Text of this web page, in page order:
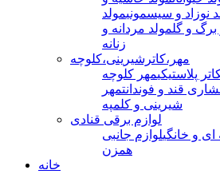
نوزاد و سیسمونیمولد
برگ و گلمولد مردانه و
زنانه
مهر،کاترشیرینی،کلوچه
پلاستیکیمهر کلوچه
قند و فوندانتمهر
شیرینی و کلمپه
لوازم برقی قنادی
و خانگیلوازم جانبی
همزن
خانه